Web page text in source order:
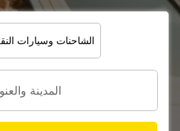
الشاحنات وسيارات